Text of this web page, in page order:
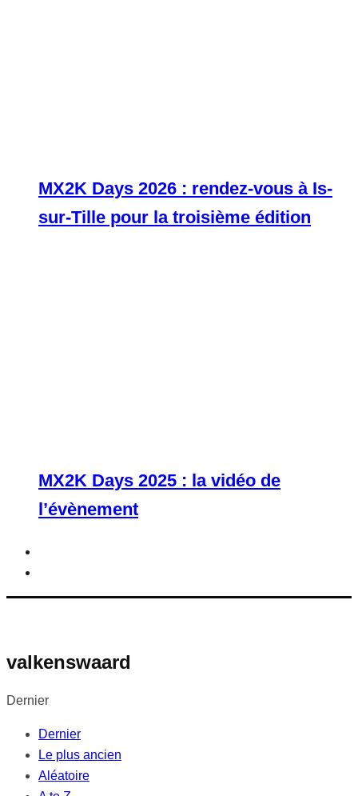
MX2K Days 2026 : rendez-vous à Is-
sur-Tille pour la troisième édition
MX2K Days 2025 : la vidéo de
l’évènement
valkenswaard
Dernier
Dernier
Le plus ancien
Aléatoire